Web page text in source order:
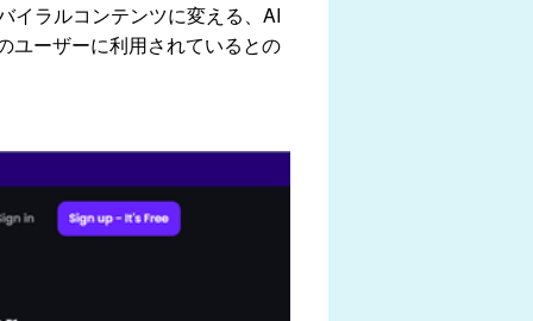
イラルコンテンツに変える、AI
ユーザーに利用されているとの